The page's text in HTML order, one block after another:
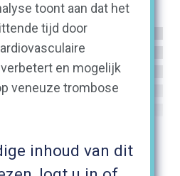
toont aan dat het
tijd door
en mogelijk
veneuze trombose
inhoud van dit